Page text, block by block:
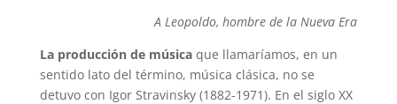
A Leopoldo, hombre de la Nueva Era
La producción de músicaque llamaríamos, en un
sentido lato del término, música clásica, no se
detuvo con Igor Stravinsky (1882-1971). En el siglo XX